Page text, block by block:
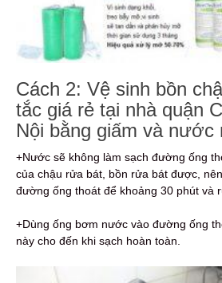
Cách 2: Vệ sinh bồn
tắc giá rẻ tại nhà quận
Nội bằng giấm và nước
+Nước sẽ không làm sạch đường ống
của chậu rửa bát, bồn rửa bát được,
đường ống thoát để khoảng 30 phút và
+Dùng ống bơm nước vào đường ống
này cho đến khi sạch hoàn toàn.